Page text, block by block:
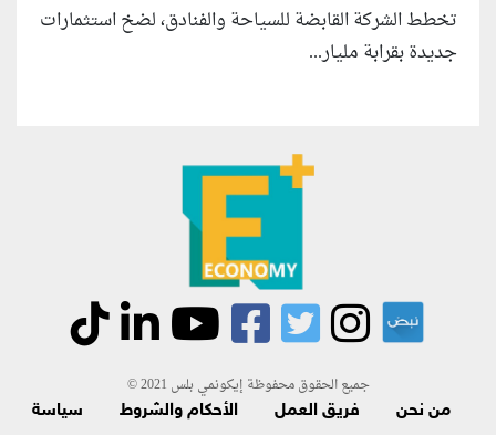
تخطط الشركة القابضة للسياحة والفنادق، لضخ استثمارات
جديدة بقرابة مليار...
جميع الحقوق محفوظة إيكونمي بلس 2021 ©
من نحن فريق العمل الأحكام والشروط
سياسة